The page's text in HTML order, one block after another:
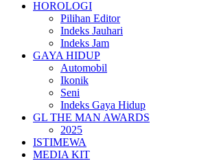
HOROLOGI
Pilihan Editor
Indeks Jauhari
Indeks Jam
GAYA HIDUP
Automobil
Ikonik
Seni
Indeks Gaya Hidup
GL THE MAN AWARDS
2025
ISTIMEWA
MEDIA KIT